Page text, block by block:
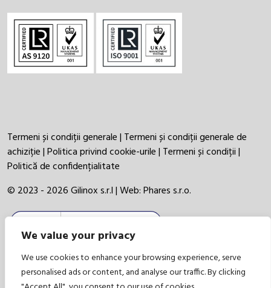
We value your privacy
We use cookies to enhance your browsing experience, serve
personalised ads or content, and analyse our traffic. By clicking
Termeni și condiții generale| Termeni și condiții generale de
achiziție|Politica privind cookie-urile| Termeni și condiții|
Politică de confidențialitate
© 2023 - 2026 Gilinox s.r.l | Web:Phares s.r.o.